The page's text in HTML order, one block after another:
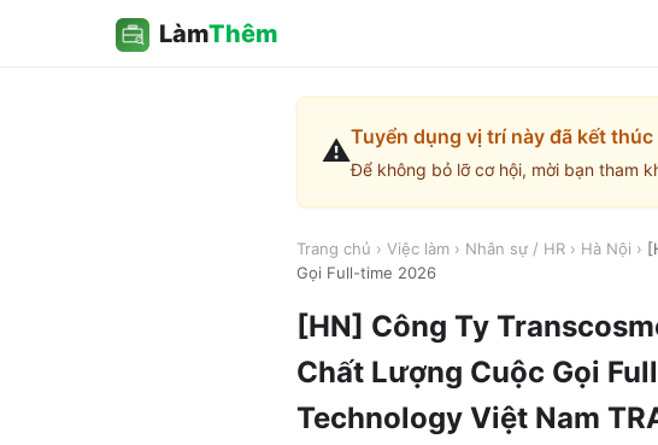
LàmThêm
⚠️Tuyển dụng vị trí này đã kết
Để không bỏ lỡ cơ hội, mời bạn tham
Trang chủ › Việc làm › Nhân sự / HR › Hà Nội ›
Gọi Full-time 2026
[HN] Công Ty
Chất Lượng Cuộc Gọi
Technology Việt Nam